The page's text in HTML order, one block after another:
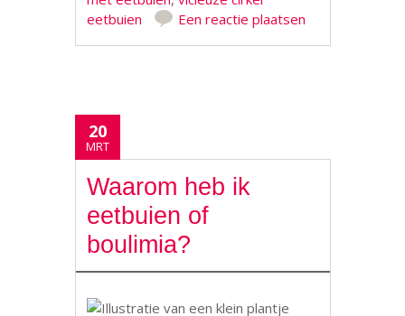
eetbuien
Een reactie plaatsen
20
MRT
Waarom heb ik
eetbuien of
boulimia?